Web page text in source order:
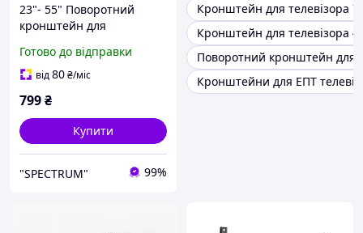
23"- 55" Поворотний
кронштейн для
243 Настінне кріплення
телевізорів
Готово до відправки
від80₴/міс
799₴
Купити
"SPECTRUM" 99%
Кронштейн для телевізора
Кронштейн для телевізора
Поворотний кронштейн для
Кронштейни для ЕПТ